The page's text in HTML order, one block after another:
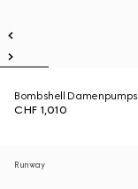
Bombshell Damenpumps
CHF 1,010
Runway